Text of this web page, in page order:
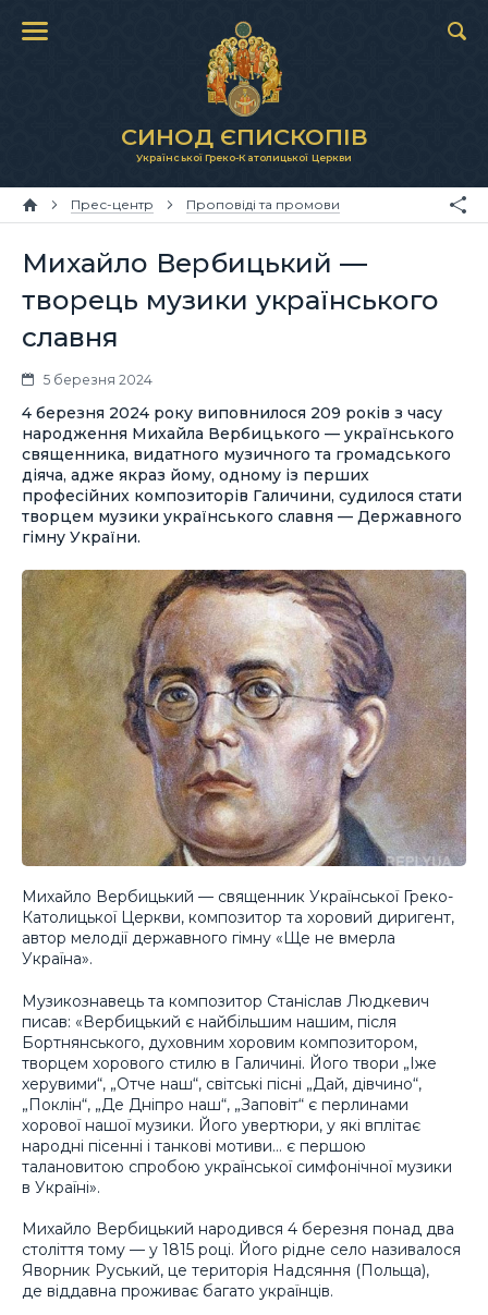
СИНОД ЄПИСКОПІВ
Української Греко-Католицької Церкви
Прес-центр Проповіді та промови
Михайло Вербицький —
творець музики українського
славня
5 березня 2024
4 березня 2024 року виповнилося 209 років з часу
народження Михайла Вербицького — українського
священника, видатного музичного та громадського
діяча, адже якраз йому, одному із перших
професійних композиторів Галичини, судилося стати
творцем музики українського славня — Державного
гімну України.
Михайло Вербицький — священник Української Греко-
Католицької Церкви, композитор та хоровий диригент,
автор мелодії державного гімну «Ще не вмерла
Україна».
Музикознавець та композитор Станіслав Людкевич
писав: «Вербицький є найбільшим нашим, після
Бортнянського, духовним хоровим композитором,
творцем хорового стилю в Галичині. Його твори „Іже
херувими“, „Отче наш“, світські пісні „Дай, дівчино“,
„Поклін“, „Де Дніпро наш“, „Заповіт“ є перлинами
хорової нашої музики. Його увертюри, у які вплітає
народні пісенні і танкові мотиви… є першою
талановитою спробою української симфонічної музики
в Україні».
Михайло Вербицький народився 4 березня понад два
століття тому — у 1815 році. Його рідне село називалося
Яворник Руський, це територія Надсяння (Польща),
де віддавна проживає багато українців.